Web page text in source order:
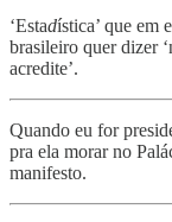
‘Estadística’ que em
brasileiro quer dizer
acredite’.
Quando eu for
pra ela morar no
manifesto.